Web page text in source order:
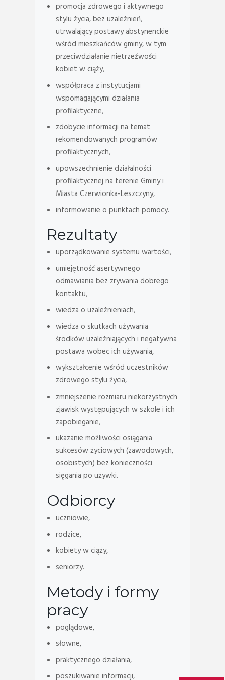
promocja zdrowego i aktywnego
stylu życia, bez uzależnień,
utrwalający postawy abstynenckie
wśród mieszkańców gminy, w tym
przeciwdziałanie nietrzeźwości
kobiet w ciąży,
współpraca z instytucjami
wspomagającymi działania
profilaktyczne,
zdobycie informacji na temat
rekomendowanych programów
profilaktycznych,
upowszechnienie działalności
profilaktycznej na terenie Gminy i
Miasta Czerwionka-Leszczyny,
informowanie o punktach pomocy.
Rezultaty
uporządkowanie systemu wartości,
umiejętność asertywnego
odmawiania bez zrywania dobrego
kontaktu,
wiedza o uzależnieniach,
wiedza o skutkach używania
środków uzależniających i negatywna
postawa wobec ich używania,
wykształcenie wśród uczestników
zdrowego stylu życia,
zmniejszenie rozmiaru niekorzystnych
zjawisk występujących w szkole i ich
zapobieganie,
ukazanie możliwości osiągania
sukcesów życiowych (zawodowych,
osobistych) bez konieczności
sięgania po używki.
Odbiorcy
uczniowie,
rodzice,
kobiety w ciąży,
seniorzy.
Metody i formy
pracy
poglądowe,
słowne,
praktycznego działania,
poszukiwanie informacji,